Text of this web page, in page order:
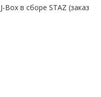
Box в сборе STAZ (заказ